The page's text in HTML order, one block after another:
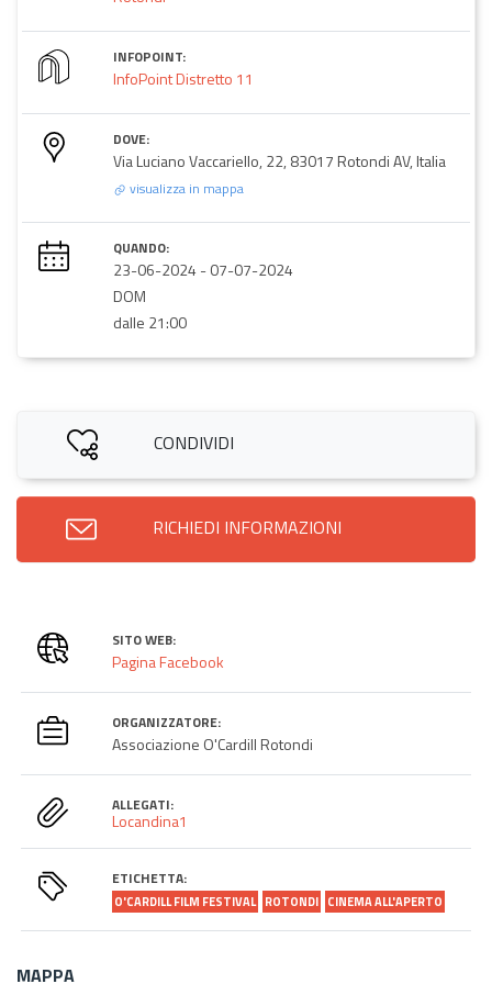
INFOPOINT:
InfoPoint Distretto 11
DOVE:
Via Luciano Vaccariello, 22, 83017 Rotondi AV, Italia
visualizza in mappa
QUANDO:
23-06-2024 -07-07-2024
DOM
dalle 21:00
CONDIVIDI
RICHIEDI INFORMAZIONI
SITO WEB:
Pagina Facebook
ORGANIZZATORE:
Associazione O'Cardill Rotondi
ALLEGATI:
Locandina1
ETICHETTA:
O'CARDILL FILM FESTIVAL ROTONDI CINEMA ALL'APERTO
MAPPA